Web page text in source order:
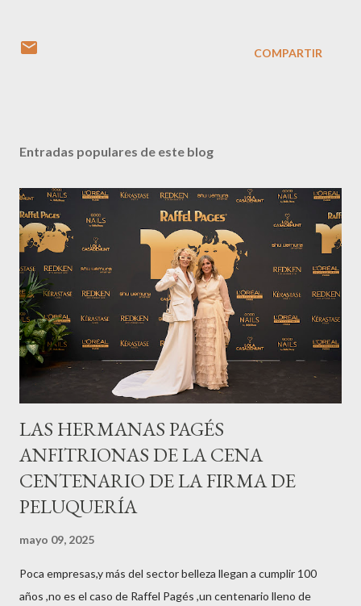
COMPARTIR
Entradas populares de este blog
LAS HERMANAS PAGÉS
ANFITRIONAS DE LA CENA
CENTENARIO DE LA FIRMA DE
PELUQUERÍA
mayo 09, 2025
Poca empresas,y más del sector belleza llegan a cumplir 100
años ,no es el caso de Raffel Pagés ,un centenario lleno de